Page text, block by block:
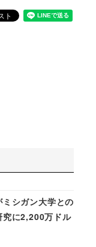
ミシガン大学との
究に2,200万ドル